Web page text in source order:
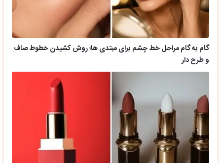
گام به گام مراحل خط چشم برای مبتدی ها؛ روش کشیدن خطوط صاف
و طرح دار